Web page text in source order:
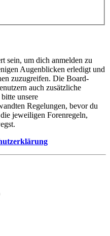
sein, um dich anmelden zu
Augenblicken erledigt und
zuzugreifen. Die Board-
auch zusätzliche
unsere
Regelungen, bevor du
jeweiligen Forenregeln,